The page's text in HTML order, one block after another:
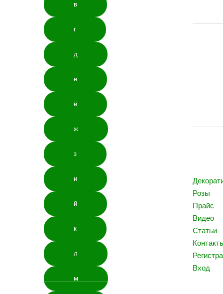
Розы
Прайс
Видео
Статьи
Вход
в
г
д
е
ё
ж
з
и
й
к
л
м